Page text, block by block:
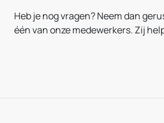
Heb je nog vragen? Neem dan
één van onze medewerkers. Zij